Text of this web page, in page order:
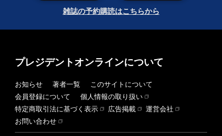
雑誌の予約購読はこちらから
プレジデントオンラインについて
お知らせ 著者一覧
このサイトについて
会員登録について
個人情報の取り扱い
特定商取引法に基づく表示
広告掲載
運営会社
お問い合わせ